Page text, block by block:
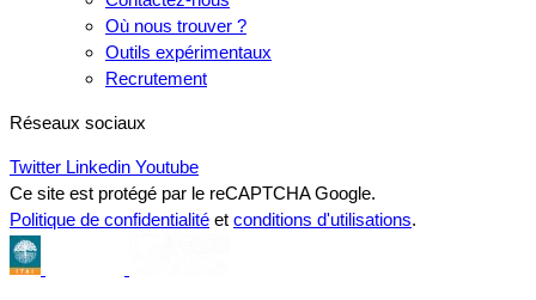
Où nous trouver ?
Outils expérimentaux
Recrutement
Réseaux sociaux
Twitter Linkedin Youtube
Ce site est protégé par le reCAPTCHA Google.
Politique de confidentialité et conditions d'utilisations.